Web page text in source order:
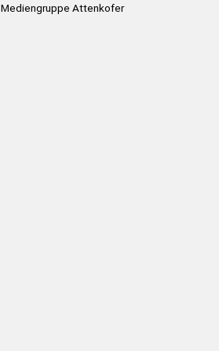
Mediengruppe Attenkofer